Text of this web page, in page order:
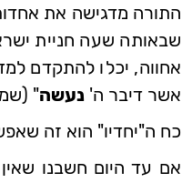
התורה מדגישה את
שבאותה שעה חניית
אחווה, יכלו להתקדם
אשר דיבר ה'נעשה"
כח ה"יחדיו" הוא זה
אם עד היום חשבנו